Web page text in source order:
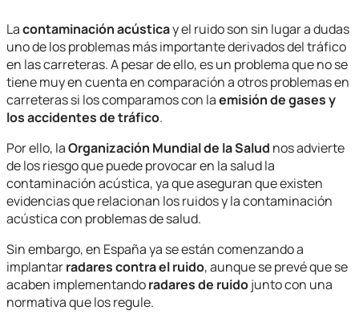
Lacontaminación acústicay el ruido son sin lugar a dudas
uno de los problemas más importante derivados del tráfico
en las carreteras. A pesar de ello, es un problema que no se
tiene muy en cuenta en comparación a otros problemas en
carreteras si los comparamos con laemisión de gases y
los accidentes de tráfico.
Por ello, laOrganización Mundial de la Salud nos advierte
de los riesgo que puede provocar en la salud la
contaminación acústica, ya que aseguran que existen
evidencias que relacionan los ruidos y la contaminación
acústica con problemas de salud.
Sin embargo, en España ya se están comenzando a
implantarradares contra el ruido, aunque se prevé que se
acaben implementandoradares de ruidojunto con una
normativa que los regule.